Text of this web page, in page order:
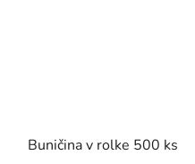
Buničina v rolke 500 ks